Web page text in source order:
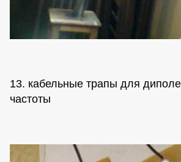
13. кабельные трапы для
частоты